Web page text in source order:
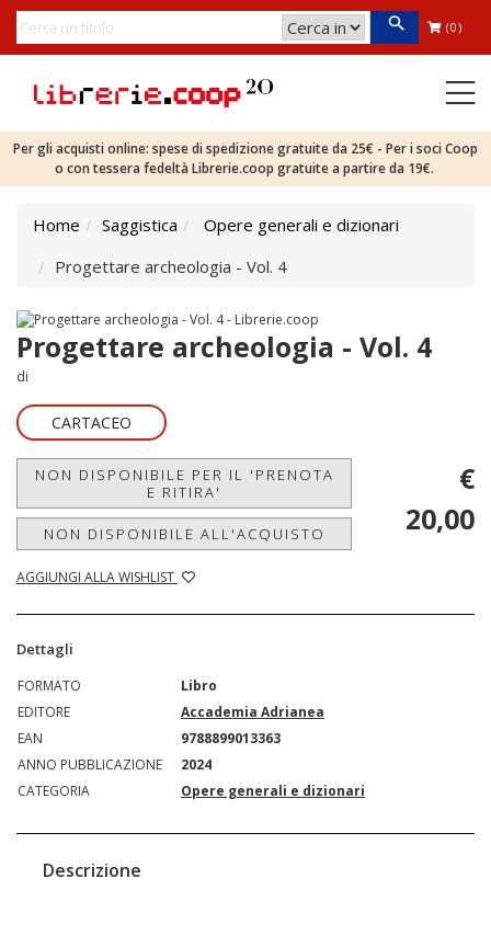
(0)
Per gli acquisti online: spese di spedizione gratuite da 25€ - Per i soci Coop
o con tessera fedeltà Librerie.coop gratuite a partire da 19€.
Home Saggistica
Opere generali e dizionari
Progettare archeologia - Vol. 4
Progettare archeologia - Vol. 4
di
CARTACEO
NON DISPONIBILE PER IL 'PRENOTA
E RITIRA'
NON DISPONIBILE ALL'ACQUISTO
AGGIUNGI ALLA WISHLIST
€
20,00
Dettagli
FORMATO
Libro
EDITORE
Accademia Adrianea
EAN
9788899013363
ANNO PUBBLICAZIONE
2024
CATEGORIA
Opere generali e dizionari
Descrizione